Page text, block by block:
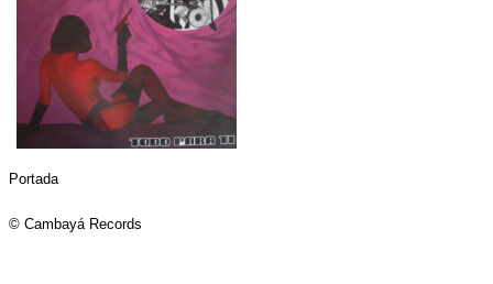
Portada
© Cambayá Records